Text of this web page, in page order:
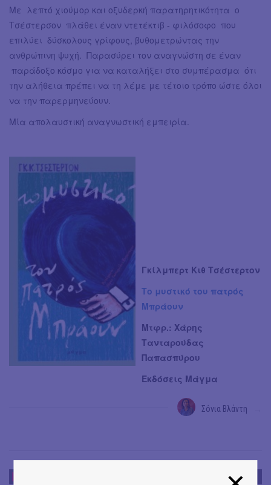
Με λεπτό χιούμορ και οξυδερκή παρατηρητικότητα ο
Τσέστερσον πλάθει έναν ντετέκτιβ - φιλόσοφο που
επιλύει δύσκολους γρίφους, βυθομετρώντας την
ανθρώπινη ψυχή. Παρασύρει τον αναγνώστη σε έναν
παράδοξο κόσμο για να καταλήξει στο συμπέρασμα ότι
την αλήθεια πρέπει να τη λέμε με τέτοιο τρόπο ώστε όλοι
να την παρερμηνεύουν.
Μία απολαυστική αναγνωστική εμπειρία.
Γκίλμπερτ Κιθ Τσέστερτον
Το μυστικό του πατρός
Μπράουν
Μτφρ.: Χάρης
Τανταρούδας
Παπασπύρου
Εκδόσεις Μάγμα
Σόνια Βλάντη